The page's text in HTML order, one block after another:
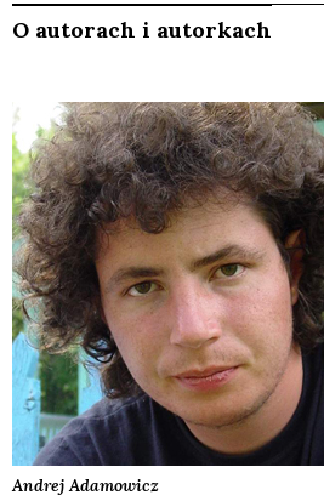
O autorach i autorkach
Andrej Adamowicz